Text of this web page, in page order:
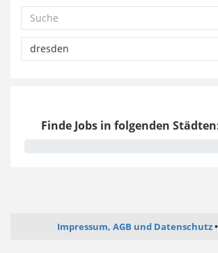
Finde Jobs in folgenden
Impressum, AGB und Datenschutz